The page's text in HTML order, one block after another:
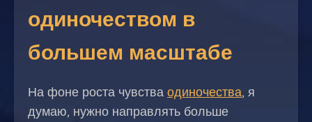
одиночеством в
большем масштабе
На фоне роста чувства одиночества, я
думаю, нужно направлять больше